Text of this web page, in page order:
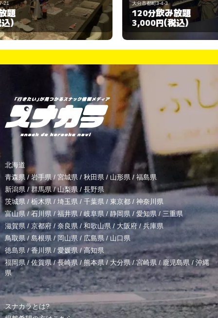
大分市都町3-4-3
120分飲み放題
3,000円 (税込)
北海道
青森県 / 岩手県/ 宮城県 / 秋田県 / 山形県/ 福島県
新潟県 /群馬県/山梨県 / 長野県
茨城県 / 栃木県 / 埼玉県 / 千葉県 / 東京都 / 神奈川県
富山県 /石川県/福井県/岐阜県 / 静岡県 / 愛知県 / 三重県
滋賀県 / 京都府 / 奈良県 / 和歌山県/ 大阪府 /兵庫県
鳥取県/ 島根県 /岡山県/ 広島県 / 山口県
徳島県 /香川県 / 愛媛県/高知県
福岡県/佐賀県/長崎県 /熊本県/ 大分県/宮崎県 /鹿児島県 / 沖縄
県
スナカラとは?